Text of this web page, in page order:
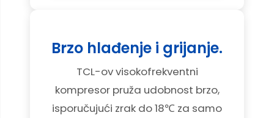
Brzo hlađenje i grijanje.
TCL-ov visokofrekventni
kompresor pruža udobnost brzo,
isporučujući zrak do 18℃ za samo